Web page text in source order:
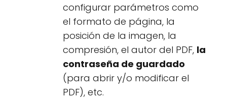
configurar parámetros como
el formato de página, la
posición de la imagen, la
compresión, el autor del PDF, la
contraseña de guardado
(para abrir y/o modificar el
PDF), etc.